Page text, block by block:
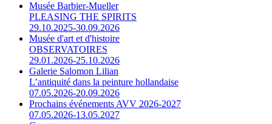
Musée Barbier-Mueller
PLEASING THE SPIRITS
29.10.2025-30.09.2026
Musée d'art et d'histoire
OBSERVATOIRES
29.01.2026-25.10.2026
Galerie Salomon Lilian
L’antiquité dans la peinture hollandaise
07.05.2026-20.09.2026
Prochains événements AVV 2026-2027
07.05.2026-13.05.2027